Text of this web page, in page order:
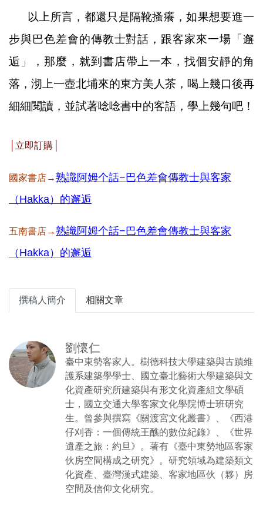
以上所言，都還只是隔靴搔癢，如果想要進一
步與巴色差會的傳教士對話，跟客家來一場 「邂
逅 」
，那麼，就到書店帶上一本，找個安靜的角
落，沏上一壺北埔來的東方美人茶，喝上幾口後再
細細閱讀，並試著唸唸書中的客語，學上幾句吧！
│立即訂購│
國家書店→熟識阿姆个話−巴色差會傳教士與客家
（Hakka）的邂逅
五南書店→熟識阿姆个話−巴色差會傳教士與客家
（Hakka）的邂逅
撰稿人簡介 相關文章
劉懷仁
臺中東勢客家人。樹德科技大學建築與古蹟維
護系建築學學士、國立臺北藝術大學建築與文
化資產研究所建築與有形文化資產組文學碩
士，國立交通大學客家文化學院博士班研究
生。曾參與撰寫《關渡宮文化叢書》、《西港
仔刈香：一個傳統王醮的數位紀錄》、《世界
遺產之旅：約旦》。著有《臺中東勢地區客家
伙房空間構成之研究》。研究領域為建築類文
化資產、臺灣漢式建築、客家地區伙（夥）房
空間及信仰文化研究。